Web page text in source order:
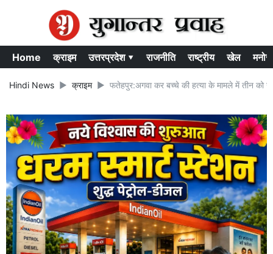
Home क्राइम उत्तरप्रदेश ▾ राजनीति राष्ट्रीय खेल
Hindi News क्राइम फतेहपुर:अगवा कर बच्चे की हत्या के मामले में तीन को